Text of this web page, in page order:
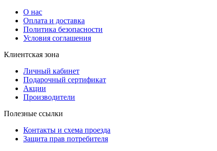
О нас
Оплата и доставка
Политика безопасности
Условия соглашения
Клиентская зона
Личный кабинет
Подарочный сертификат
Акции
Производители
Полезные ссылки
Контакты и схема проезда
Защита прав потребителя